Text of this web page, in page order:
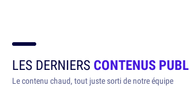
LES DERNIERS CONTENUS
Le contenu chaud, tout juste sorti de notre équipe